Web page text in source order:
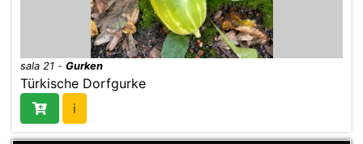
sala 21 - Gurken
Türkische Dorfgurke
i